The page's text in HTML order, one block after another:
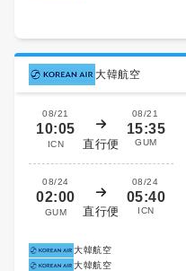
大韓航空
08/21
10:05
ICN 直行便
08/21
15:35
GUM
08/24
02:00
GUM 直行便
08/24
05:40
ICN
大韓航空
大韓航空